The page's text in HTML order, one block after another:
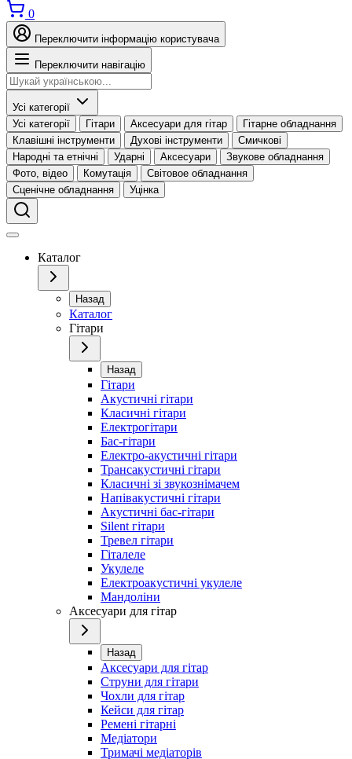
0
Переключити інформацію користувача
Переключити навігацію
Усі категорії
Усі категорії
Гітари Аксесуари для гітар
Гітарне обладнання
Клавішні інструменти
Духові інструменти
Смичкові
Народні та етнічні
Ударні Аксесуари
Звукове обладнання
Фото, відео
Комутація
Світовое обладнання
Сценічне обладнання
Уцінка
Каталог
Назад
Каталог
Гітари
Назад
Гітари
Акустичні гітари
Класичні гітари
Електрогітари
Бас-гітари
Електро-акустичні гітари
Трансакустичні гітари
Класичні зі звукознімачем
Напівакустичні гітари
Акустичні бас-гітари
Silent гітари
Тревел гітари
Гіталеле
Укулеле
Електроакустичні укулеле
Мандоліни
Аксесуари для гітар
Назад
Аксесуари для гітар
Струни для гітари
Чохли для гітар
Кейси для гітар
Ремені гітарні
Медіатори
Тримачі медіаторів